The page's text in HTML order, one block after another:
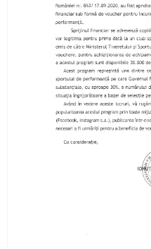
Medalii și
internaționale
Campionatul
Obiective reușite
Sfârșit de
Atleții de la CS